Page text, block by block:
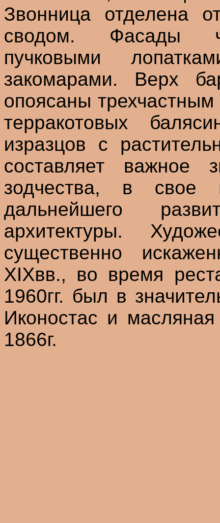
Звонница отделена
сводом. Фасады
пучковыми
закомарами. Верх
опоясаны
терракотовых
изразцов с
составляет важное
зодчества, в свое
дальнейшего
архитектуры.
существенно
XIXвв., во время
1960гг. был в
Иконостас и
1866г.